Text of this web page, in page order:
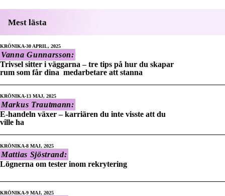
Mest lästa
KRÖNIKA 30 APRIL, 2025
Vanna Gunnarsson:
Trivsel sitter i väggarna – tre tips på hur du skapar
rum som får dina medarbetare att stanna
KRÖNIKA 13 MAJ, 2025
Markus Trautmann:
E-handeln växer – karriären du inte visste att du
ville ha
KRÖNIKA 8 MAJ, 2025
Mattias Sjöstrand:
Lögnerna om tester inom rekrytering
KRÖNIKA 9 MAJ, 2025